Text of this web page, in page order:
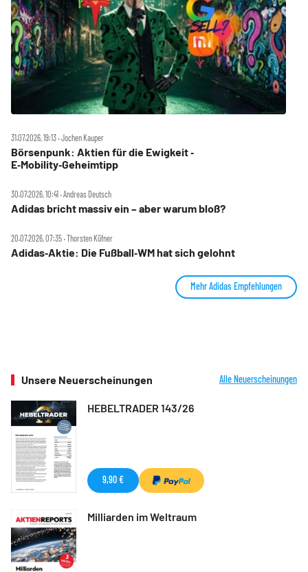
31.07.2026, 19:13 ‧ Jochen Kauper
Börsenpunk: Aktien für die Ewigkeit ‑
E‑Mobility‑Geheimtipp
30.07.2026, 10:41 ‧ Andreas Deutsch
Adidas bricht massiv ein – aber warum bloß?
20.07.2026, 07:35 ‧ Thorsten Küfner
Adidas‑Aktie: Die Fußball‑WM hat sich gelohnt
Mehr Adidas Empfehlungen
Unsere Neuerscheinungen Alle Neuerscheinungen
HEBELTRADER 143/26
9,90 €
Milliarden im Weltraum